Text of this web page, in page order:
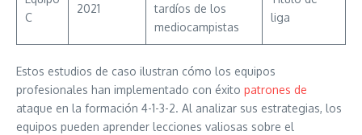
C
2021
tardíos de los
mediocampistas
liga
Estos estudios de caso ilustran cómo los equipos
profesionales han implementado con éxito patrones de
ataque en la formación 4-1-3-2. Al analizar sus estrategias, los
equipos pueden aprender lecciones valiosas sobre el